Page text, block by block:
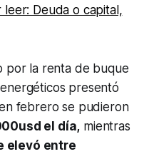
Deuda o capital,
por la renta de buque
presentó
febrero se pudieron
el día, mientras
elevó entre